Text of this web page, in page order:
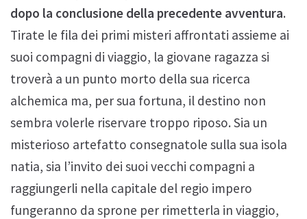
dopo la conclusione della precedente avventura.
Tirate le fila dei primi misteri affrontati assieme ai
suoi compagni di viaggio, la giovane ragazza si
troverà a un punto morto della sua ricerca
alchemica ma, per sua fortuna, il destino non
sembra volerle riservare troppo riposo. Sia un
misterioso artefatto consegnatole sulla sua isola
natia, sia l’invito dei suoi vecchi compagni a
raggiungerli nella capitale del regio impero
fungeranno da sprone per rimetterla in viaggio,